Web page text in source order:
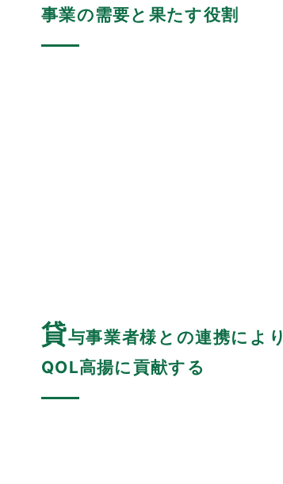
事業の需要と果たす役割
貸与事業者様との連携により
QOL高揚に貢献する